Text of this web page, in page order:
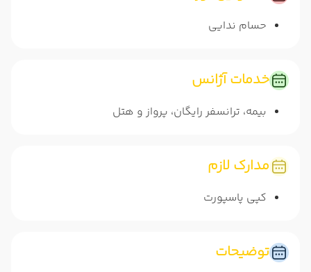
حسام ندایی
خدمات آژانس
بیمه، ترانسفر رایگان، پرواز و هتل
مدارک لازم
کپی پاسپورت
توضیحات